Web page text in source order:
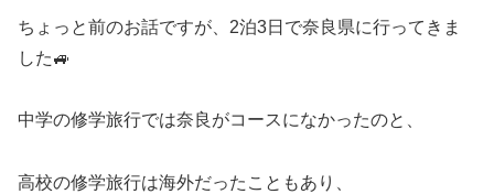
ちょっと前のお話ですが、2泊3日で奈良県に行ってきま
した🚙
中学の修学旅行では奈良がコースになかったのと、
高校の修学旅行は海外だったこともあり、